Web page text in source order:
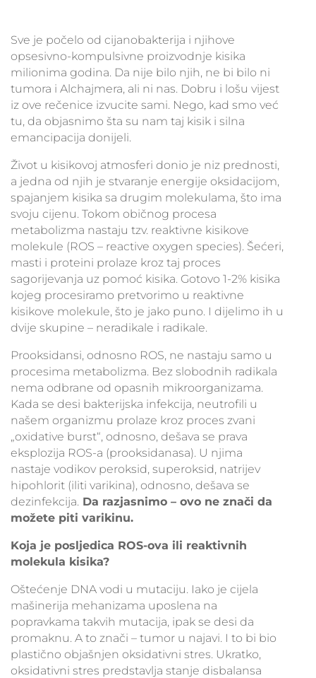
Sve je počelo od cijanobakterija i njihove
opsesivno-kompulsivne proizvodnje kisika
milionima godina. Da nije bilo njih, ne bi bilo ni
tumora i Alchajmera, ali ni nas. Dobru i lošu vijest
iz ove rečenice izvucite sami. Nego, kad smo već
tu, da objasnimo šta su nam taj kisik i silna
emancipacija donijeli.
Život u kisikovoj atmosferi donio je niz prednosti,
a jedna od njih je stvaranje energije oksidacijom,
spajanjem kisika sa drugim molekulama, što ima
svoju cijenu. Tokom običnog procesa
metabolizma nastaju tzv. reaktivne kisikove
molekule (ROS – reactive oxygen species). Šećeri,
masti i proteini prolaze kroz taj proces
sagorijevanja uz pomoć kisika. Gotovo 1-2% kisika
kojeg procesiramo pretvorimo u reaktivne
kisikove molekule, što je jako puno. I dijelimo ih u
dvije skupine – neradikale i radikale.
Prooksidansi, odnosno ROS, ne nastaju samo u
procesima metabolizma. Bez slobodnih radikala
nema odbrane od opasnih mikroorganizama.
Kada se desi bakterijska infekcija, neutrofili u
našem organizmu prolaze kroz proces zvani
„oxidative burst“, odnosno, dešava se prava
eksplozija ROS-a (prooksidanasa). U njima
nastaje vodikov peroksid, superoksid, natrijev
hipohlorit (iliti varikina), odnosno, dešava se
dezinfekcija. Da razjasnimo – ovo ne znači da
možete piti varikinu.
Koja je posljedica ROS-ova ili reaktivnih
molekula kisika?
Oštećenje DNA vodi u mutaciju. Iako je cijela
mašinerija mehanizama uposlena na
popravkama takvih mutacija, ipak se desi da
promaknu. A to znači – tumor u najavi. I to bi bio
plastično objašnjen oksidativni stres. Ukratko,
oksidativni stres predstavlja stanje disbalansa